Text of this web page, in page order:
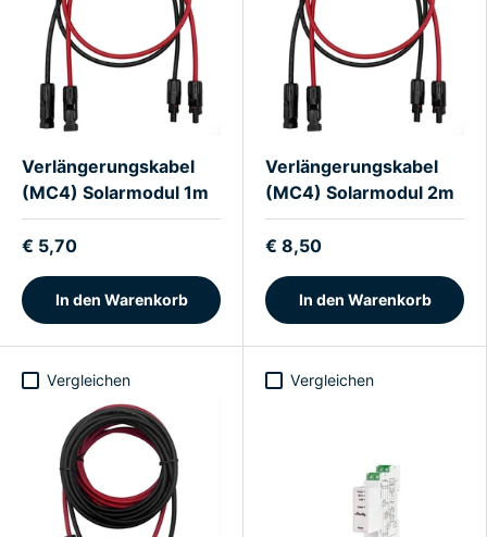
Verlängerungskabel
(MC4) Solarmodul 1m
€ 5,70
In den Warenkorb
Verlängerungskabel
(MC4) Solarmodul 2m
€ 8,50
In den Warenkorb
Vergleichen Vergleichen